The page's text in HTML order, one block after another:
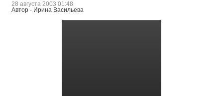
28 августа 2003 01:48
Автор - Ирина Васильева